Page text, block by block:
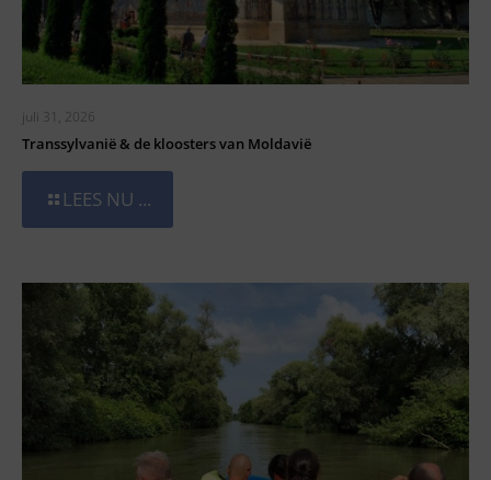
juli 31, 2026
Transsylvanië & de kloosters van Moldavië
LEES NU ...